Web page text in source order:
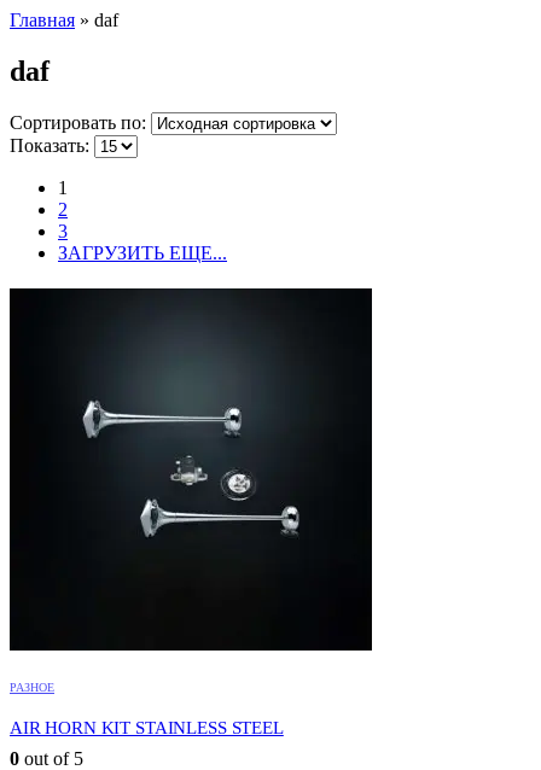
Главная » daf
daf
Сортировать по:
Показать:
1
2
3
ЗАГРУЗИТЬ ЕЩЕ...
РАЗНОЕ
AIR HORN KIT STAINLESS STEEL
0 out of 5